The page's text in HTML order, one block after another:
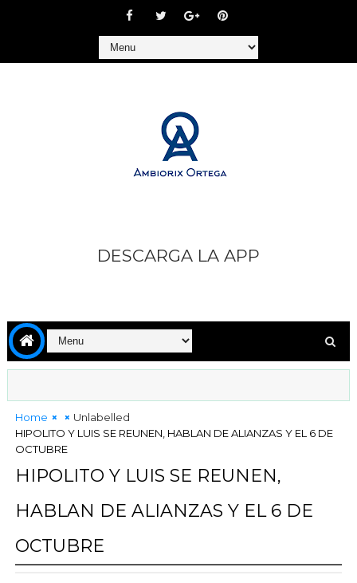
DESCARGA LA APP
Home
Unlabelled
HIPOLITO Y LUIS SE REUNEN, HABLAN DE ALIANZAS Y EL 6 DE
OCTUBRE
HIPOLITO Y LUIS SE REUNEN,
HABLAN DE ALIANZAS Y EL 6 DE
OCTUBRE